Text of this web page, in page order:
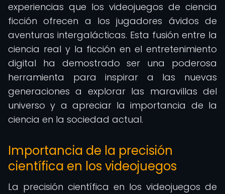
experiencias que los videojuegos de ciencia
ficción ofrecen a los jugadores ávidos de
aventuras intergalácticas. Esta fusión entre la
ciencia real y la ficción en el entretenimiento
digital ha demostrado ser una poderosa
herramienta para inspirar a las nuevas
generaciones a explorar las maravillas del
universo y a apreciar la importancia de la
ciencia en la sociedad actual.
Importancia de la precisión
científica en los videojuegos
La precisión científica en los videojuegos de